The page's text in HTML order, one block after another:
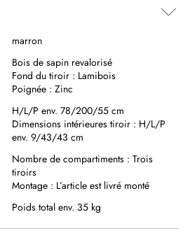
marron
Bois de sapin revalorisé
Fond du tiroir : Lamibois
Poignée : Zinc
H/L/P env. 78/200/55 cm
Dimensions intérieures tiroir : H/L/P
env. 9/43/43 cm
Nombre de compartiments : Trois
tiroirs
Montage : L’article est livré monté
Poids total env. 35 kg